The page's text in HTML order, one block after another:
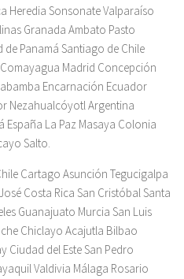
Heredia Sonsonate Valparaíso
Granada Ambato Pasto
Panamá Santiago de Chile
Madrid Concepción
Encarnación Ecuador
Nezahualcóyotl Argentina
La Paz Masaya Colonia
Salto.
Cartago Asunción Tegucigalpa
Costa Rica San Cristóbal Santa
Guanajuato Murcia San Luis
Chiclayo Acajutla Bilbao
Ciudad del Este San Pedro
Valdivia Málaga Rosario